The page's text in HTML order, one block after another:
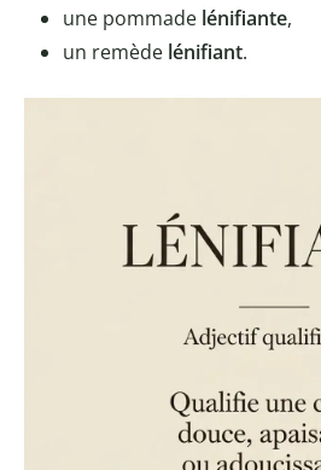
une pommade lénifiante,
un remède lénifiant.